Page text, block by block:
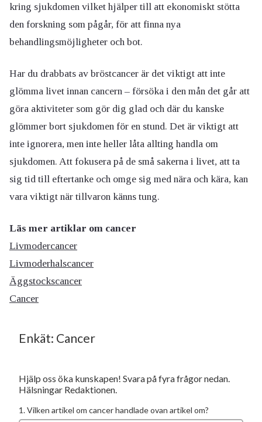
kring sjukdomen vilket hjälper till att ekonomiskt stötta
den forskning som pågår, för att finna nya
behandlingsmöjligheter och bot.
Har du drabbats av bröstcancer är det viktigt att inte
glömma livet innan cancern – försöka i den mån det går att
göra aktiviteter som gör dig glad och där du kanske
glömmer bort sjukdomen för en stund. Det är viktigt att
inte ignorera, men inte heller låta allting handla om
sjukdomen. Att fokusera på de små sakerna i livet, att ta
sig tid till eftertanke och omge sig med nära och kära, kan
vara viktigt när tillvaron känns tung.
Läs mer artiklar om cancer
Livmodercancer
Livmoderhalscancer
Äggstockscancer
Cancer